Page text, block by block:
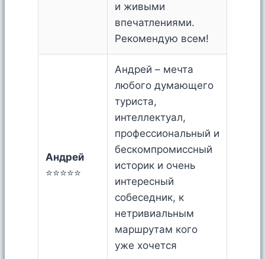
и живыми
впечатлениями.
Рекомендую всем!
Андрей
⭐⭐⭐⭐⭐
Андрей – мечта
любого думающего
туриста,
интеллектуал,
профессиональный и
бескомпромиссный
историк и очень
интересный
собеседник, к
нетривиальным
маршрутам кого
уже хочется